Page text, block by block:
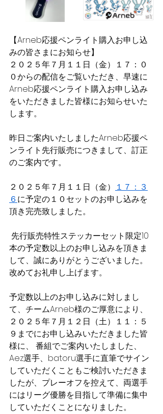
【Arneb応援ペンライト購入お申し込
みの皆さまにお知らせ】
２０２５年７月１１日（金）１７：０
０からの配信をご覧いただき、早速に
Arneb応援ペンライト購入お申し込み
をいただきました皆様にお知らせいた
します。
昨日ご案内いたしましたArneb応援ペ
ンライト先行販売につきまして、訂正
のご案内です。
２０２５年７月１１日（金）
１７：３
６ に予定の１０セットのお申し込みを
頂き完売致しました。
先行販売特性ステッカーセット限定10
本の予定数以上のお申し込みを頂きま
して、誠にありがとうございました。
改めてお礼申し上げます。
予定数以上のお申し込みに対しまし
て、チームArneb様のご厚意により、
２０２５年７月１２日（土）１１：５
９までにお申し込みいただきました皆
様に、 番組でご案内いたしました、
Aez選手、batoru選手に直筆でサイン
していただくこともご検討いただきま
したが、プレーオフを控えて、両選手
にはリーグ優勝を目指して準備に集中
していただくことになりました。